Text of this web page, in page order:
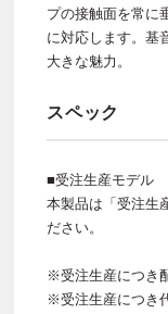
プの接触面を常に
に対応します。基
大きな魅力。
スペック
■受注生産モデル
本製品は「受注生
ださい。
※受注生産につき
※受注生産につき